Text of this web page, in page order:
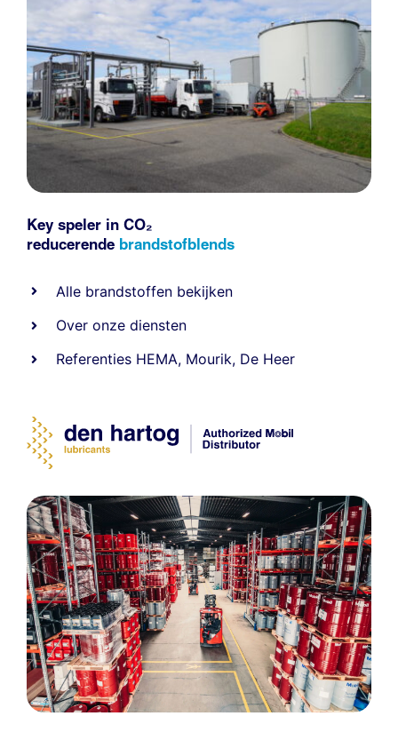
Key speler in CO₂
reducerende brandstofblends
Alle brandstoffen bekijken
Over onze diensten
Referenties HEMA, Mourik, De Heer